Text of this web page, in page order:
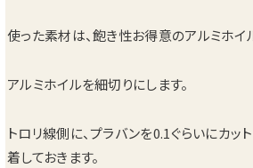
使った素材は、飽き性お得意のアルミホイ
アルミホイルを細切りにします。
トロリ線側に、プラバンを0.1ぐらいにカッ
着しておきます。